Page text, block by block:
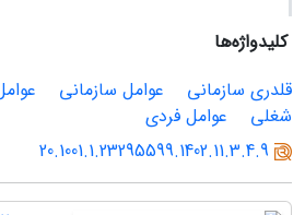
کلیدواژه‌ها
قلدری سازمانی
عوامل سازمانی
شغلی
عوامل فردی
20.1001.1.23295599.1402.11.3.4.9